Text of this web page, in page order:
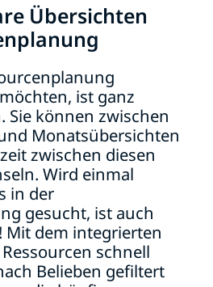
Übersichten
ist ganz
Sie können zwischen
Monatsübersichten
zwischen diesen
Wird einmal
in der
gesucht, ist auch
Mit dem integrierten
schnell
Belieben gefiltert